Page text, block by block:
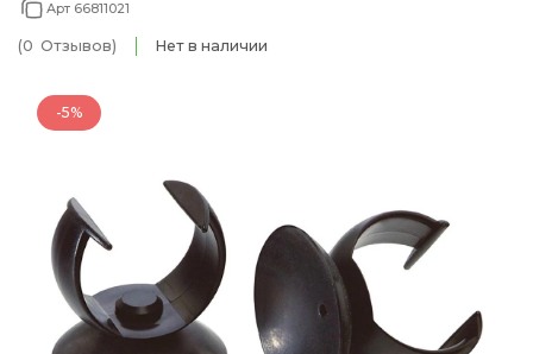
Арт 66811021
(0 Отзывов) Нет в наличии
-5%